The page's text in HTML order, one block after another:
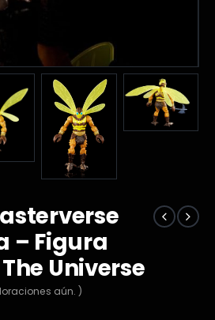
– Figura
Universe
aún. )